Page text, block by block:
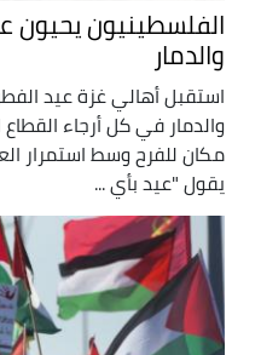
الفلسطينيون يحيون
والدمار
استقبل أهالي غزة عيد
والدمار في كل أرجاء
مكان للفرح وسط استمرار
يقول "عيد بأي ...